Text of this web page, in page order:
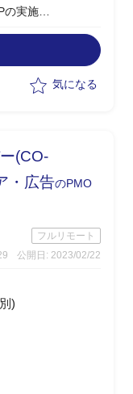
の実施
気になる
(CO-
・広告のPMO
フルリモート
公開日: 2023/02/22
)